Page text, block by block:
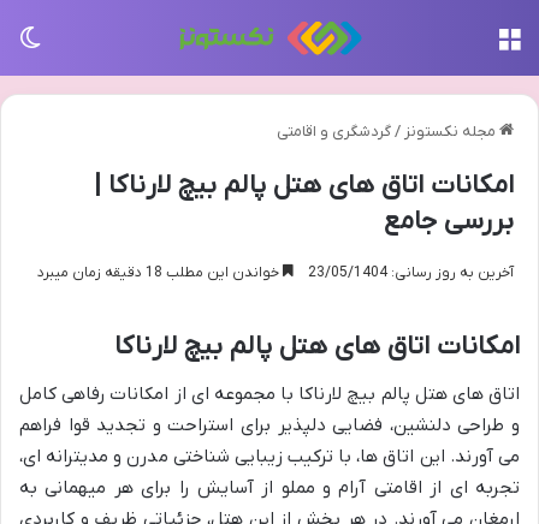
مجله نکستونز /گردشگری و اقامتی
امکانات اتاق های هتل پالم بیچ لارناکا |
بررسی جامع
آخرین به روز رسانی: 23/05/1404 خواندن این مطلب 18 دقیقه زمان میبرد
امکانات اتاق های هتل پالم بیچ لارناکا
اتاق های هتل پالم بیچ لارناکا با مجموعه ای از امکانات رفاهی کامل
و طراحی دلنشین، فضایی دلپذیر برای استراحت و تجدید قوا فراهم
می آورند. این اتاق ها، با ترکیب زیبایی شناختی مدرن و مدیترانه ای،
تجربه ای از اقامتی آرام و مملو از آسایش را برای هر میهمانی به
ارمغان می آورند. در هر بخش از این هتل، جزئیاتی ظریف و کاربردی